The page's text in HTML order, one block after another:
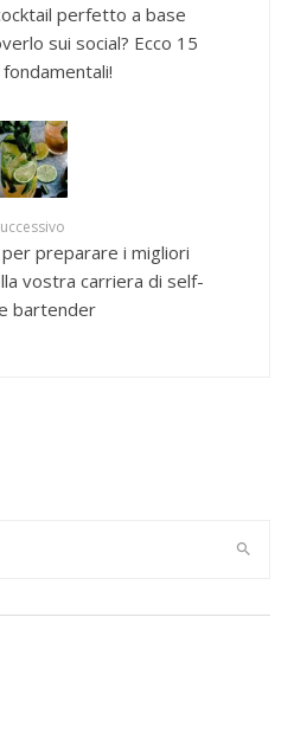
perfetto a base
sui social? Ecco 15
preparare i migliori
vostra carriera di self-
bartender